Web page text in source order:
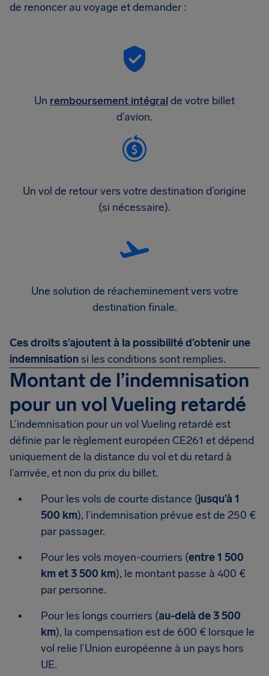
de renoncer au voyage et demander :
Un remboursement intégral de votre billet
d’avion.
Un vol de retour vers votre destination d’origine
(si nécessaire).
Une solution de réacheminement vers votre
destination finale.
Ces droits s’ajoutent à la possibilité d’obtenir une
indemnisationsi les conditions sont remplies.
Montant de l’indemnisation
pour un vol Vueling retardé
L’indemnisation pour un vol Vueling retardé est
définie par le règlement européen CE261 et dépend
uniquement de la distance du vol et du retard à
l’arrivée, et non du prix du billet.
Pour les vols de courte distance (jusqu’à 1
500 km), l’indemnisation prévue est de 250 €
par passager.
Pour les vols moyen-courriers (entre 1 500
km et 3 500 km), le montant passe à 400 €
par personne.
Pour les longs courriers (au-delà de 3 500
km), la compensation est de 600 € lorsque le
vol relie l’Union européenne à un pays hors
UE.